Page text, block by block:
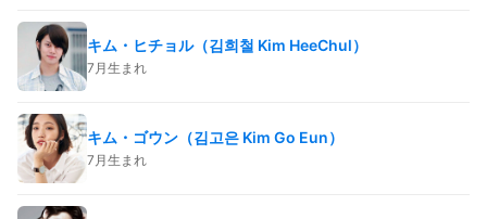
キム・ヒチョル（김희철 Kim HeeChul）
7月生まれ
キム・ゴウン（김고은 Kim Go Eun）
7月生まれ